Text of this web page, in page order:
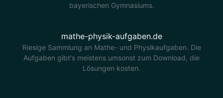
bayerischen Gymnasiums.
mathe-physik-aufgaben.de
Riesige Sammlung an Mathe- und Physikaufgaben. Die
Aufgaben gibt's meistens umsonst zum Download, die
Lösungen kosten.